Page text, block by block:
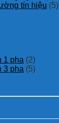
tín hiệu (5)
1 pha (2)
3 pha (5)